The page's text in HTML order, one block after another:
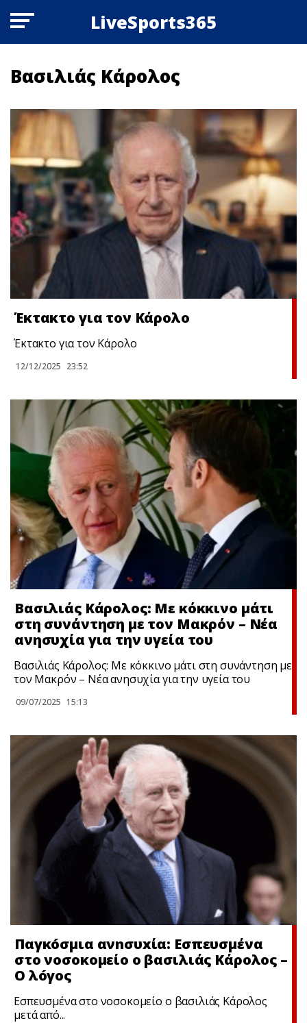
LiveSports365
Βασιλιάς Κάρολος
Έκτακτo για τον Κάρολο
Έκτακτo για τον Κάρολο
12/12/2025 23:52
Βασιλιάς Κάρολος: Με κόκκινο μάτι
στη συνάντηση με τον Μακρόν – Νέα
ανησυχία για την υγεία του
Βασιλιάς Κάρολος: Με κόκκινο μάτι στη συνάντηση με
τον Μακρόν – Νέα ανησυχία για την υγεία του
09/07/2025 15:13
Παγκóσμια ανnσυxία: Eσπευσμένα
στο νοσοκομείο ο βασιλιάς Κάρολος –
Ο λóγος
Εσπευσμένα στο νοσοκομείο ο βασιλιάς Κάρολος
μετά από...